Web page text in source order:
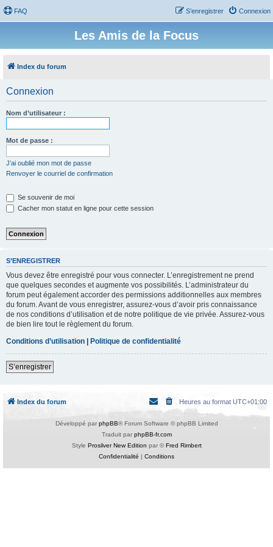
FAQ Connexion
S’enregistrer
Les Amis de la Focus
Index du forum
Connexion
Nom d’utilisateur :
Mot de passe :
J’ai oublié mon mot de passe
Renvoyer le courriel de confirmation
Se souvenir de moi
Cacher mon statut en ligne pour cette session
S’ENREGISTRER
Vous devez être enregistré pour vous connecter. L’enregistrement ne prend
que quelques secondes et augmente vos possibilités. L’administrateur du
forum peut également accorder des permissions additionnelles aux membres
du forum. Avant de vous enregistrer, assurez-vous d’avoir pris connaissance
de nos conditions d’utilisation et de notre politique de vie privée. Assurez-vous
de bien lire tout le règlement du forum.
Conditions d’utilisation | Politique de confidentialité
S’enregistrer
Index du forum Heures au format UTC+01:00
Développé par phpBB® Forum Software © phpBB Limited
Traduit par phpBB-fr.com
Style Prosilver New Edition par ©Fred Rimbert
Confidentialité | Conditions